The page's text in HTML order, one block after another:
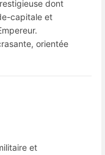
dont
capitale et
orientée
et